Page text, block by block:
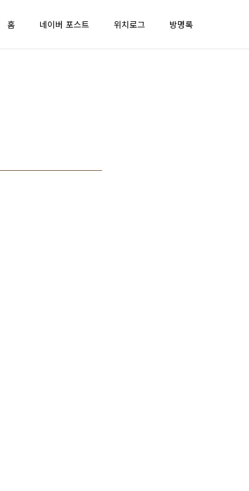
홈 네이버 포스트 위치로그 방명록